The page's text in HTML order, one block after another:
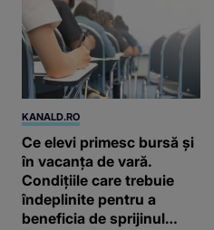
KANALD.RO
Ce elevi primesc bursă și
în vacanța de vară.
Condițiile care trebuie
îndeplinite pentru a
beneficia de sprijinul